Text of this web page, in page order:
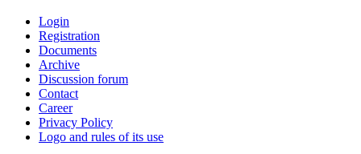
Login
Registration
Documents
Archive
Discussion forum
Contact
Career
Privacy Policy
Logo and rules of its use